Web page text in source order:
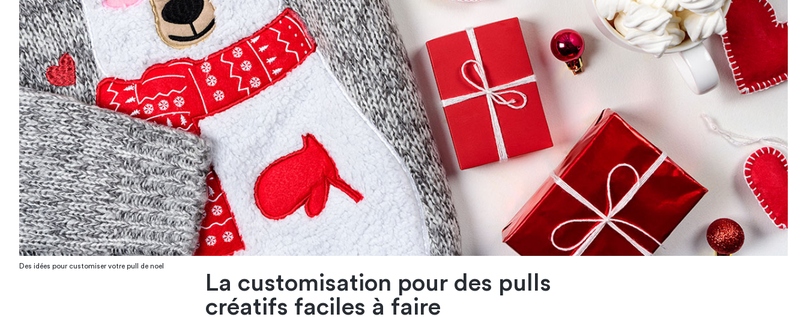
Des idées pour customiser votre pull de noel
La customisation pour des pulls
créatifs faciles à faire